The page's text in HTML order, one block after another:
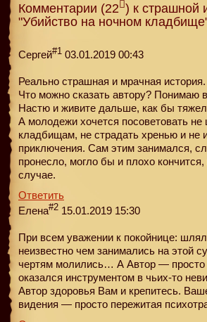
Комментарии (22 ) к страшной
"Убийство на ночном
Сергей#1 03.01.2019 00:43
Реально страшная и мрачная история.
Что можно сказать автору? Понимаю
Настю и живите дальше, как бы
А молодежи хочется посоветовать не
кладбищам, не страдать хренью и не
приключения. Сам этим занимался,
пронесло, могло бы и плохо
случае.
Ответить
Елена#2 15.01.2019 15:30
При всем уважении к покойнице:
неизвестно чем занимались на этой
чертям молились… А Автор — просто
оказался инструментом в чьих-то
Автор здоровья Вам и крепитесь.
видения — просто пережитая